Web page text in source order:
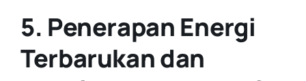
5. Penerapan Energi
Terbarukan dan